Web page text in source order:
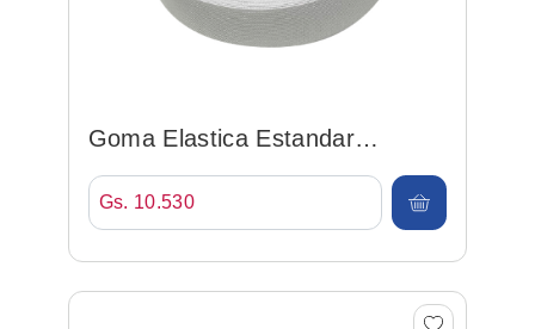
Goma Elastica Estandar
30mm*25mt Blanco
Gs. 10.530